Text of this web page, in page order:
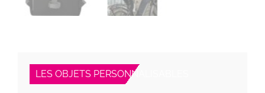
LES OBJETS PERSONNALISABLES